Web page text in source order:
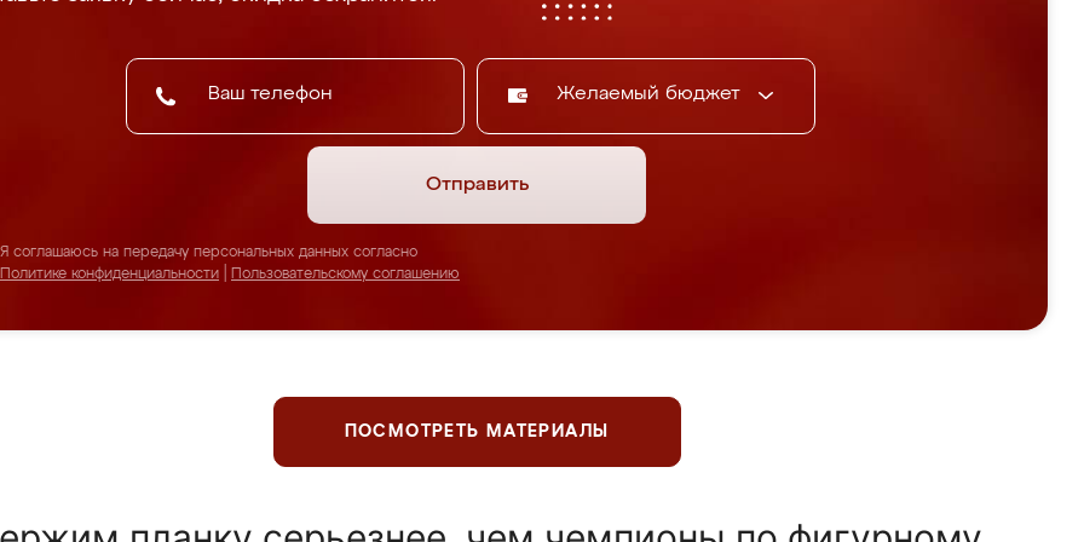
Желаемый бюджет
Отправить
Я соглашаюсь на передачу персональных данных согласно
Политике конфиденциальности
Пользовательскому соглашению
ПОСМОТРЕТЬ МАТЕРИАЛЫ